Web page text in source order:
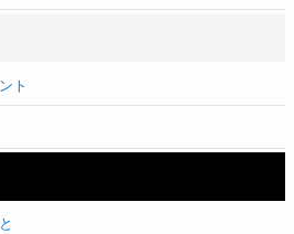
ト